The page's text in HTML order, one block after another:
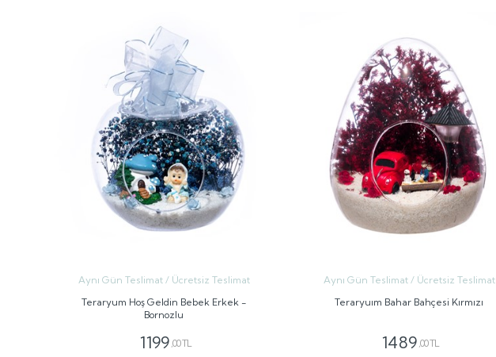
Aynı Gün Teslimat / Ücretsiz Teslimat
Teraryum Hoş Geldin Bebek Erkek -
Bornozlu
1199 ,00 TL
Aynı Gün Teslimat / Ücretsiz Teslimat
Teraryuım Bahar Bahçesi Kırmızı
1489 ,00 TL